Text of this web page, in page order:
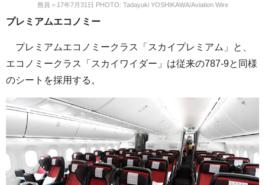
務員＝17年7月31日 PHOTO: Tadayuki YOSHIKAWA/Aviation Wire
プレミアムエコノミー
プレミアムエコノミークラス「スカイプレミアム」と、
エコノミークラス「スカイワイダー」は従来の787-9と同様
のシートを採用する。